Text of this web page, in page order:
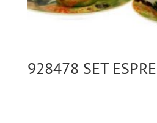
928478 SET